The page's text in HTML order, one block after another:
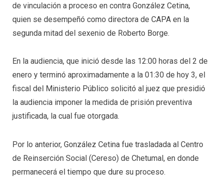
de vinculación a proceso en contra González Cetina,
quien se desempeñó como directora de CAPA en la
segunda mitad del sexenio de Roberto Borge.
En la audiencia, que inició desde las 12:00 horas del 2 de
enero y terminó aproximadamente a la 01:30 de hoy 3, el
fiscal del Ministerio Público solicitó al juez que presidió
la audiencia imponer la medida de prisión preventiva
justificada, la cual fue otorgada.
Por lo anterior, González Cetina fue trasladada al Centro
de Reinserción Social (Cereso) de Chetumal, en donde
permanecerá el tiempo que dure su proceso.